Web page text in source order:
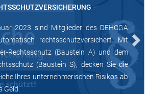
2023 sind Mitglieder des DEHOGA
rechtsschutzversichert. Mit
Rechtsschutz (Baustein A) und dem
(Baustein S), decken Sie die
Ihres unternehmerischen Risikos ab
Geld.
Next